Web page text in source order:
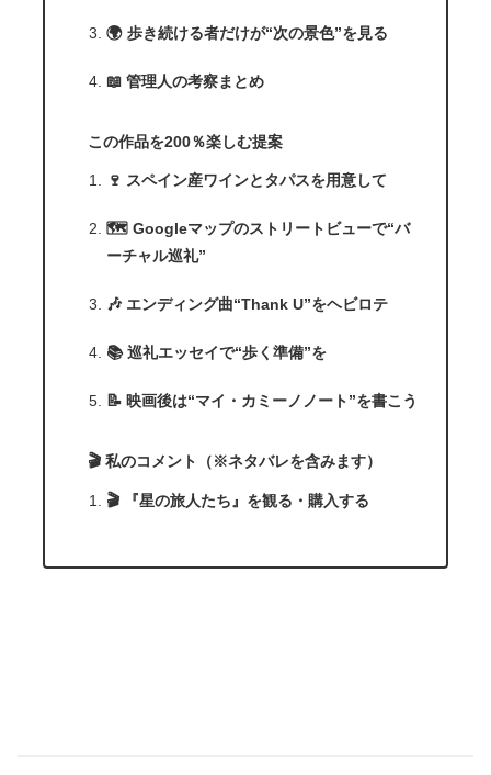
🌍 歩き続ける者だけが“次の景色”を見る
📖 管理人の考察まとめ
この作品を200％楽しむ提案
🍷 スペイン産ワインとタパスを用意して
🗺️ Googleマップのストリートビューで“バ
ーチャル巡礼”
🎶 エンディング曲“Thank U”をヘビロテ
📚 巡礼エッセイで“歩く準備”を
📝 映画後は“マイ・カミーノノート”を書こう
🎬 私のコメント（※ネタバレを含みます）
🎬 『星の旅人たち』を観る・購入する